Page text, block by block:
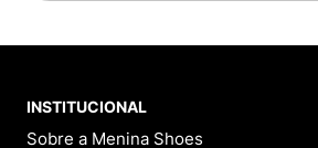
INSTITUCIONAL
Sobre a Menina Shoes